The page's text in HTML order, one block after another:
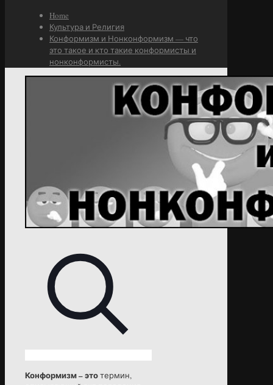
Home
Культура и Религия
Конформизм и Нонконформизм — что
это такое и кто такие конформисты и
нонконформисты.
Конформизм – этотермин,